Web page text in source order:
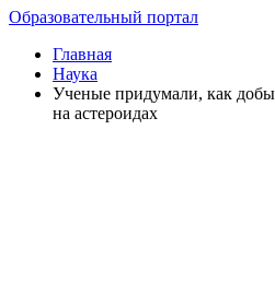
Образовательный портал
Главная
Наука
Ученые придумали, как
на астероидах